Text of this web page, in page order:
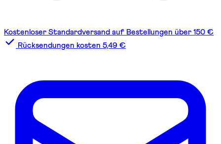
Kostenloser Standardversand auf Bestellungen über 150 €
Rücksendungen kosten 5,49 €